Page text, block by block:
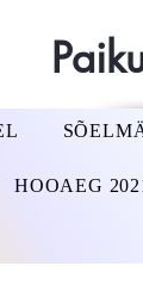
HOOAEG